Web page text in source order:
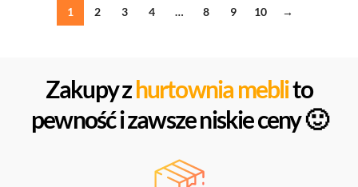
1 2 3 4 … 8 9 10 →
Zakupy zhurtownia meblito
pewność i zawsze niskie ceny 🙂